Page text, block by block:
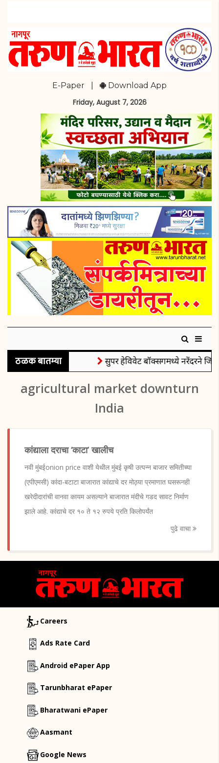
E-Paper Download App
Friday, August 7, 2026
ठळक बातम्या सुपर हेविवेट बॉक्सिंगमध्ये नरेंदरने
agricultural market downturn
India
कांद्याला दराचा ‘काटा’ खालीच
नवी मुंबईonion price वाशी येथील मुंबई कृषी उत्पन्न बाजार समितीच्या
(एपीएमसी) कांदा-बटाटा बाजारात कांद्याचे दर मोठ्या प्रमाणात घसरूनही
खरेदीदारांची वानवा कायम असल्याने बाजारात मंदीचे गडद सावट निर्माण
झाले आहे. कांद्याचे दर १० ते १२ रुपये प्रति किलोपर्यंत
पुढे वाचा
Careers
Ads Rate Card
Android ePaper App
Tarunbharat ePaper
Bharatwani ePaper
Aasmant
Google News